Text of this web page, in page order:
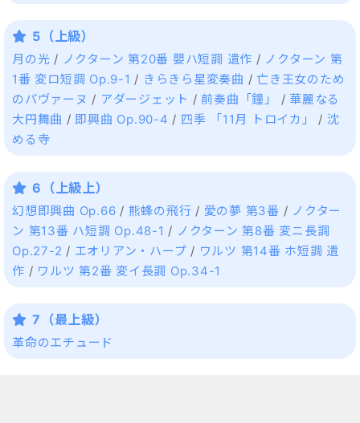
5（上級）
月の光 / ノクターン 第20番 嬰ハ短調 遺作 / ノクターン 第
1番 変ロ短調 Op.9-1 / きらきら星変奏曲 / 亡き王女のため
のパヴァーヌ / アダージェット /前奏曲「鐘」 / 華麗なる
大円舞曲 /即興曲 Op.90-4 / 四季 「11月 トロイカ」 / 沈
める寺
6（上級上）
幻想即興曲 Op.66 / 熊蜂の飛行 / 愛の夢 第3番 / ノクター
ン 第13番 ハ短調 Op.48-1 / ノクターン 第8番 変ニ長調
Op.27-2 / エオリアン・ハープ / ワルツ 第14番 ホ短調 遺
作 / ワルツ 第2番 変イ長調 Op.34-1
7（最上級）
革命のエチュード